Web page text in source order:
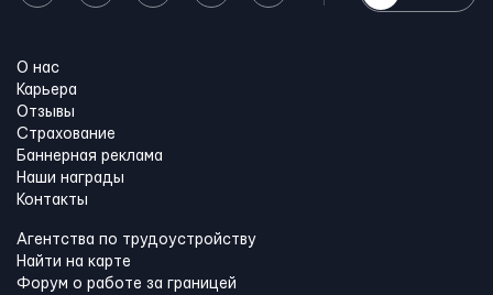
О нас
Карьера
Отзывы
Страхование
Баннерная реклама
Наши награды
Контакты
Агентства по трудоустройству
Найти на карте
Форум о работе за границей